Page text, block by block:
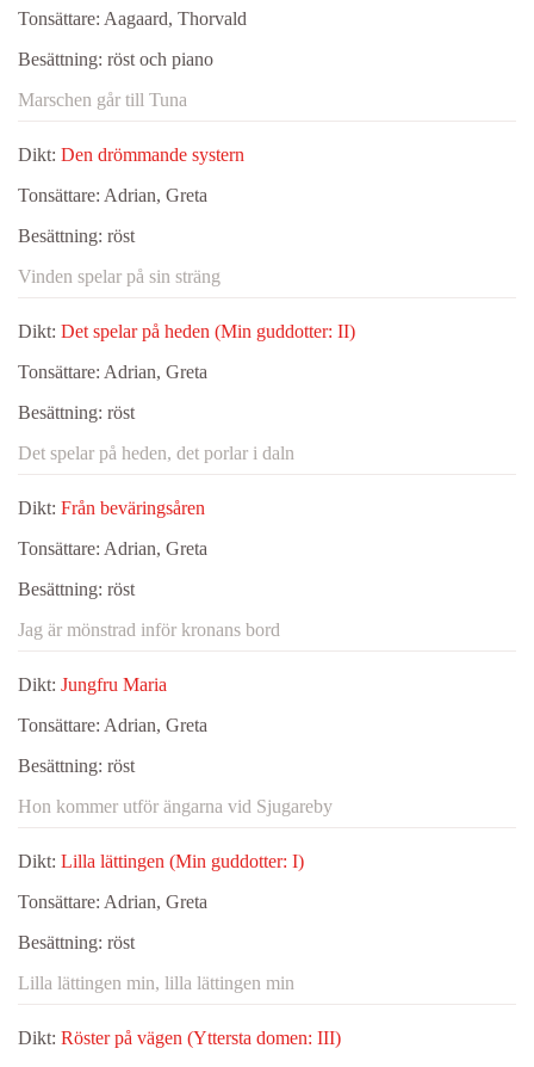
Tonsättare: Aagaard, Thorvald
Besättning: röst och piano
Marschen går till Tuna
Dikt: Den drömmande systern
Tonsättare: Adrian, Greta
Besättning: röst
Vinden spelar på sin sträng
Dikt: Det spelar på heden (Min guddotter: II)
Tonsättare: Adrian, Greta
Besättning: röst
Det spelar på heden, det porlar i daln
Dikt: Från beväringsåren
Tonsättare: Adrian, Greta
Besättning: röst
Jag är mönstrad inför kronans bord
Dikt: Jungfru Maria
Tonsättare: Adrian, Greta
Besättning: röst
Hon kommer utför ängarna vid Sjugareby
Dikt: Lilla lättingen (Min guddotter: I)
Tonsättare: Adrian, Greta
Besättning: röst
Lilla lättingen min, lilla lättingen min
Dikt: Röster på vägen (Yttersta domen: III)